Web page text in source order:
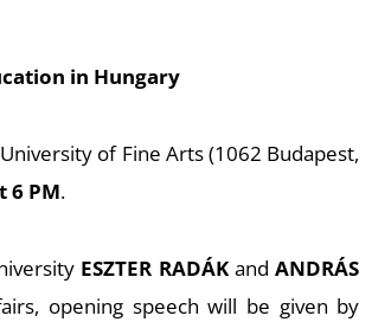
in Hungary
of Fine Arts (1062 Budapest,
6 PM.
ESZTER RADÁKandANDRÁS
opening speech will be given by